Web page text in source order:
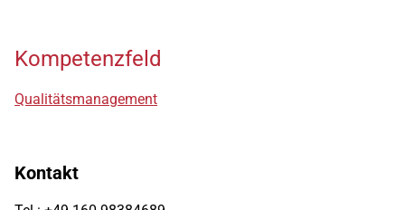
Kompetenzfeld
Qualitätsmanagement
Kontakt